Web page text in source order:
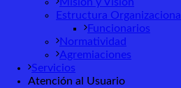
Estructura Organizacional
Funcionarios
Normatividad
Agremiaciones
Servicios
Atención al Usuario